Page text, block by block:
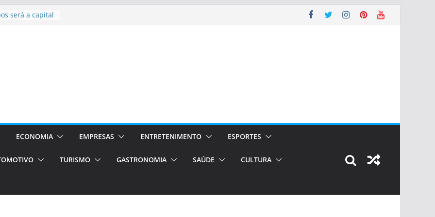
o segundo
volta!
Orientados
de transfer,
ECONOMIA EMPRESAS ENTRETENIMENTO ESPORTES
TURISMO GASTRONOMIA SAÚDE CULTURA